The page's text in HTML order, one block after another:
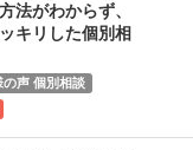
法がわからず、
キリした個別相
の声 個別相談